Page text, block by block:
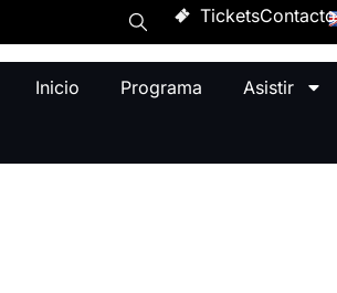
TicketsContacto
Inicio Programa Asistir